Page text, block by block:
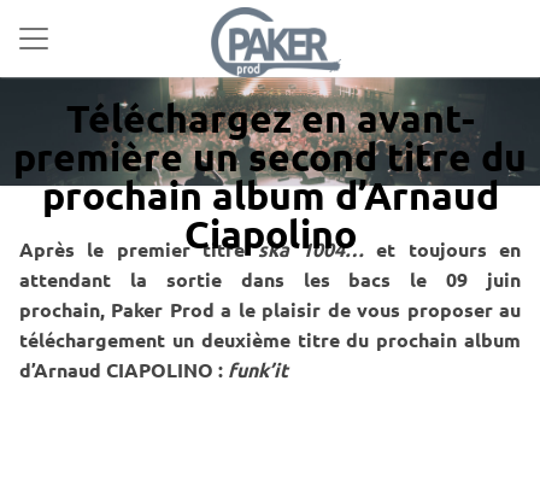
Téléchargez en avant-
première un second titre du
prochain album d’Arnaud
Ciapolino
Après le premier titreska 1004…et toujours en
attendant la sortie dans les bacs le 09 juin
prochain, Paker Prod a le plaisir de vous proposer au
téléchargement un deuxième titre du prochain album
d’Arnaud CIAPOLINO : funk’it